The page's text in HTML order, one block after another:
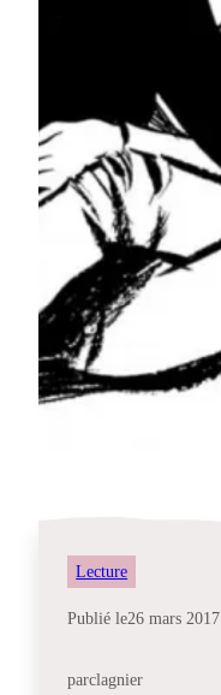
Lecture
Publié le26 mars 2017
parclagnier